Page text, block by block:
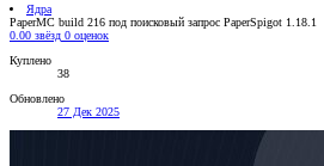
Ядра
PaperMC build 216 под поисковый запрос PaperSpigot 1.18.1
0.00 звёзд 0 оценок
Куплено
38
Обновлено
27 Дек 2025